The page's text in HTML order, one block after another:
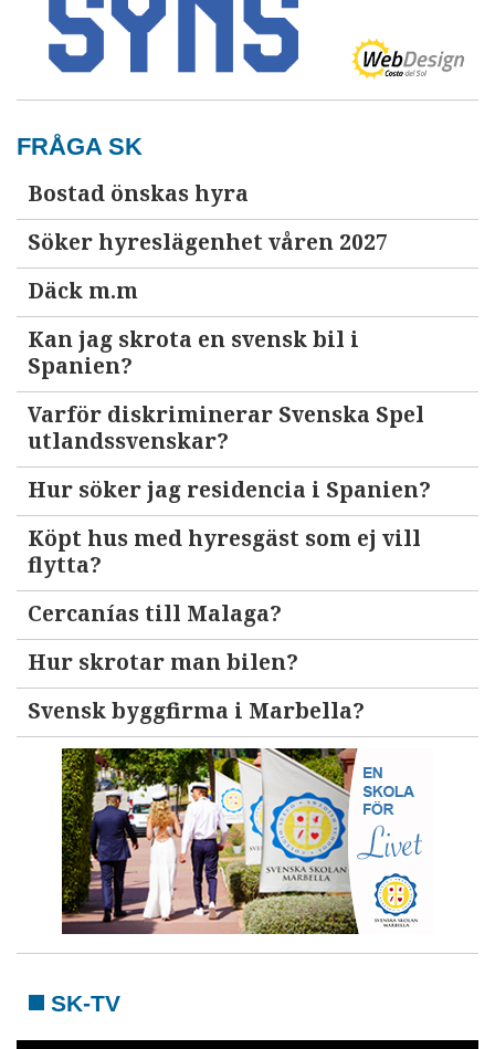
FRÅGA SK
Bostad önskas hyra
Söker hyreslägenhet våren 2027
Däck m.m
Kan jag skrota en svensk bil i
Spanien?
Varför diskriminerar Svenska Spel
utlandssvenskar?
Hur söker jag residencia i Spanien?
Köpt hus med hyresgäst som ej vill
flytta?
Cercanías till Malaga?
Hur skrotar man bilen?
Svensk byggfirma i Marbella?
SK-TV